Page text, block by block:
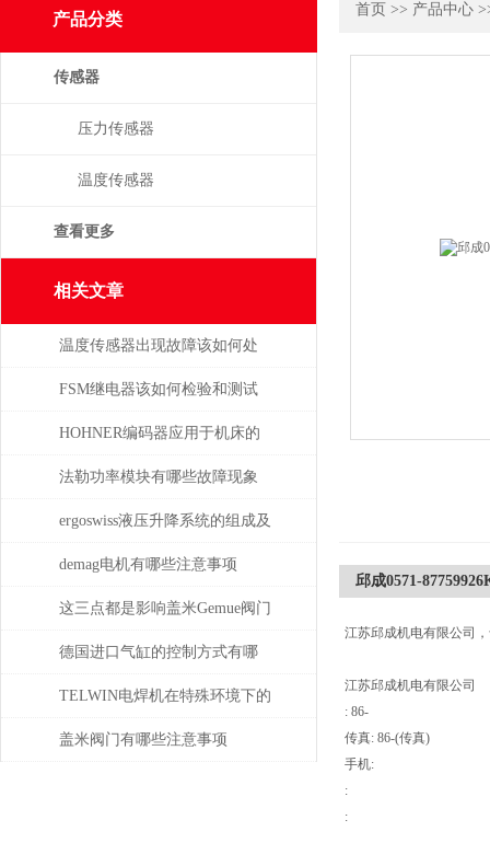
产品分类
传感器
压力传感器
温度传感器
查看更多
相关文章
温度传感器出现故障该如何处
理
FSM继电器该如何检验和测试
HOHNER编码器应用于机床的
位移测量和主轴控制
法勒功率模块有哪些故障现象
需要检查
ergoswiss液压升降系统的组成及
其作用
demag电机有哪些注意事项
这三点都是影响盖米Gemue阀门
价格的主要因素
德国进口气缸的控制方式有哪
些？
TELWIN电焊机在特殊环境下的
适用性如何？
盖米阀门有哪些注意事项
首页 >> 产品中心
邱成0571-
江苏邱成机电有限公司
江苏邱成机电有限公司
: 86-
传真: 86-(传真)
手机:
:
: